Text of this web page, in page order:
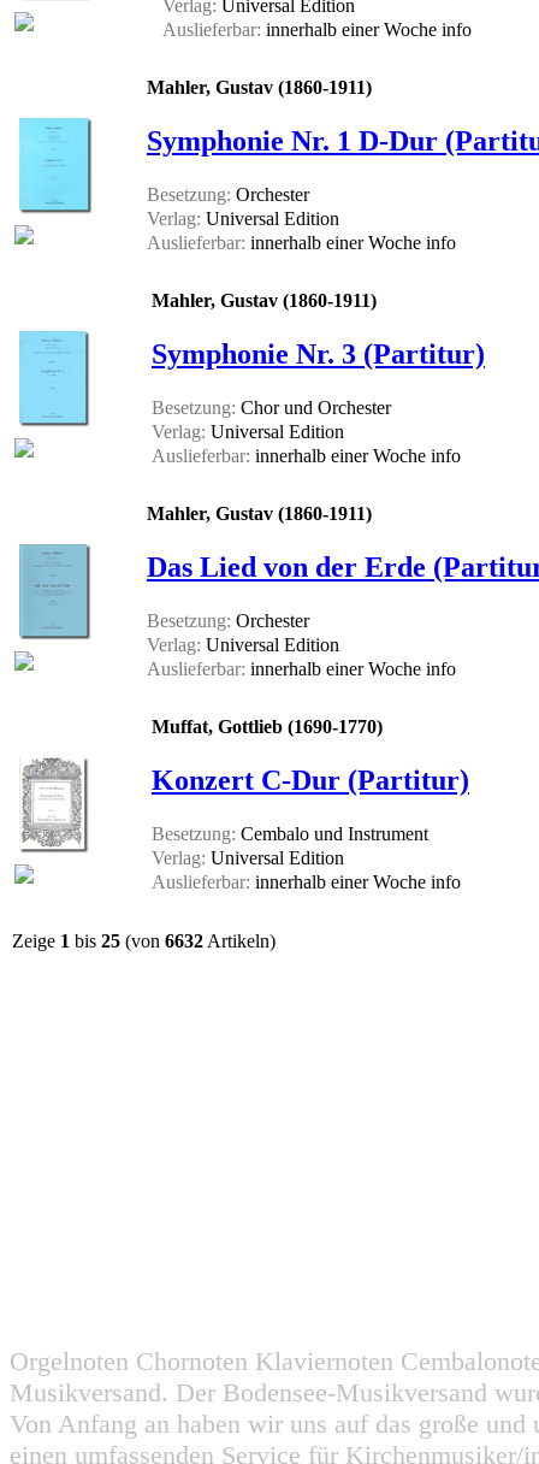
Verlag: Universal Edition
Auslieferbar: innerhalb einer Woche info
Mahler, Gustav (1860-1911)
Symphonie Nr. 1 D-Dur
Besetzung: Orchester
Verlag: Universal Edition
Auslieferbar: innerhalb einer Woche info
Mahler, Gustav (1860-1911)
Symphonie Nr. 3 (Partitur)
Besetzung: Chor und Orchester
Verlag: Universal Edition
Auslieferbar: innerhalb einer Woche info
Mahler, Gustav (1860-1911)
Das Lied von der Erde
Besetzung: Orchester
Verlag: Universal Edition
Auslieferbar: innerhalb einer Woche info
Muffat, Gottlieb (1690-1770)
Konzert C-Dur (Partitur)
Besetzung: Cembalo und Instrument
Verlag: Universal Edition
Auslieferbar: innerhalb einer Woche info
Zeige 1 bis 25 (von 6632Artikeln)
Orgelnoten Chornoten Klaviernoten
Musikversand. Der Bodensee-Musikversand
Von Anfang an haben wir uns auf das große
einen umfassenden Service für